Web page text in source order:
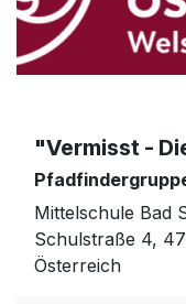
"Vermisst -
Mittelschule Bad
Schulstraße 4,
Österreich